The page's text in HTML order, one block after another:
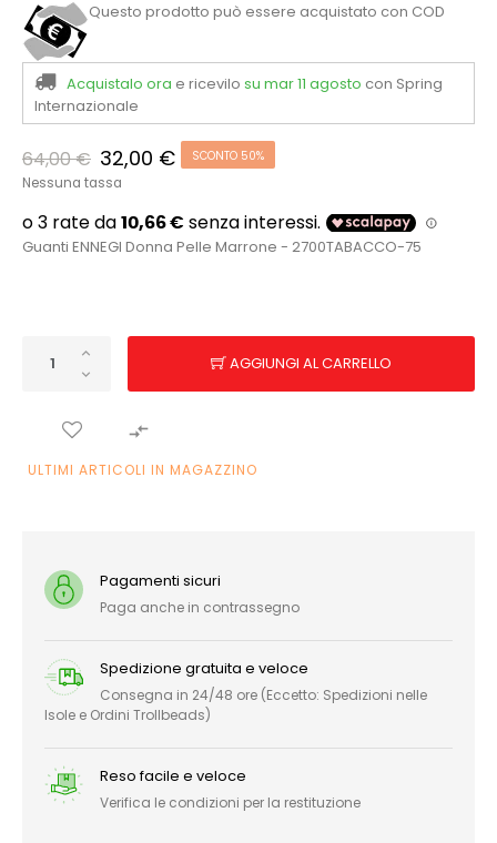
Questo prodotto può essere acquistato con COD
Acquistalo ora e ricevilo su mar 11 agosto con Spring
Internazionale
64,00 € 32,00 € SCONTO 50%
Nessuna tassa
Guanti ENNEGI Donna Pelle Marrone - 2700TABACCO-75
AGGIUNGI AL CARRELLO

ULTIMI ARTICOLI IN MAGAZZINO
Pagamenti sicuri
Paga anche in contrassegno
Spedizione gratuita e veloce
Consegna in 24/48 ore (Eccetto: Spedizioni nelle
Isole e Ordini Trollbeads)
Reso facile e veloce
Verifica le condizioni per la restituzione